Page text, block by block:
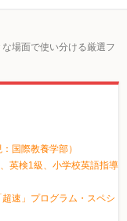
場面で使い分ける厳選フ
国際教養学部）
英検1級、小学校英語指導
速」プログラム・スペシ